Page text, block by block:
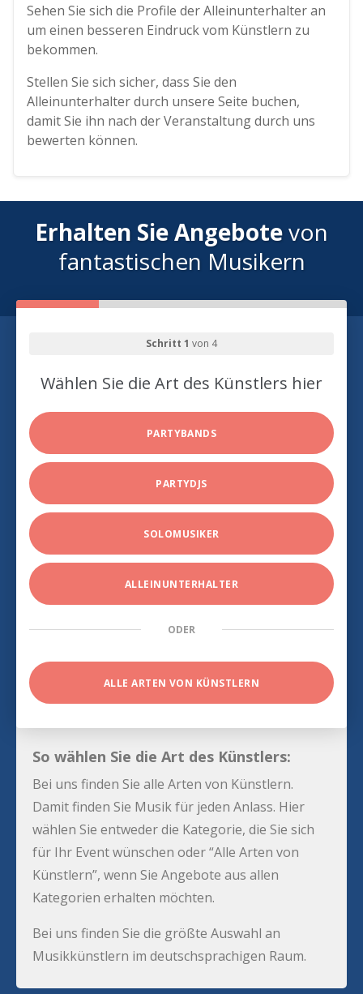
Sehen Sie sich die Profile der Alleinunterhalter an
um einen besseren Eindruck vom Künstlern zu
bekommen.
Stellen Sie sich sicher, dass Sie den
Alleinunterhalter durch unsere Seite buchen,
damit Sie ihn nach der Veranstaltung durch uns
bewerten können.
Erhalten Sie Angebotevon
fantastischen Musikern
Schritt 1 von 4
Wählen Sie die Art des Künstlers hier
PARTYBANDS
PARTYDJS
SOLOMUSIKER
ALLEINUNTERHALTER
ODER
ALLE ARTEN VON KÜNSTLERN
So wählen Sie die Art des Künstlers:
Bei uns finden Sie alle Arten von Künstlern.
Damit finden Sie Musik für jeden Anlass. Hier
wählen Sie entweder die Kategorie, die Sie sich
für Ihr Event wünschen oder “Alle Arten von
Künstlern”, wenn Sie Angebote aus allen
Kategorien erhalten möchten.
Bei uns finden Sie die größte Auswahl an
Musikkünstlern im deutschsprachigen Raum.